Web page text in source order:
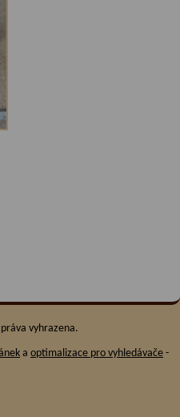
vyhrazena.
a optimalizace pro vyhledávače -